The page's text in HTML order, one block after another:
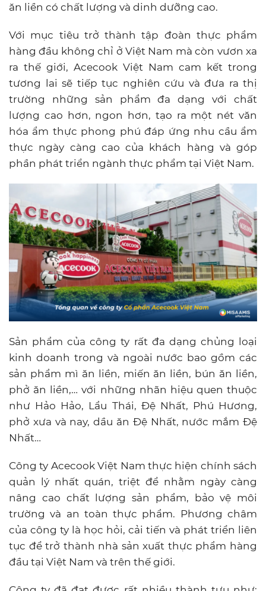
ăn liền có chất lượng và dinh dưỡng cao.
Với mục tiêu trở thành tập đoàn thực phẩm
hàng đầu không chỉ ở Việt Nam mà còn vươn xa
ra thế giới, Acecook Việt Nam cam kết trong
tương lai sẽ tiếp tục nghiên cứu và đưa ra thị
trường những sản phẩm đa dạng với chất
lượng cao hơn, ngon hơn, tạo ra một nét văn
hóa ẩm thực phong phú đáp ứng nhu cầu ẩm
thực ngày càng cao của khách hàng và góp
phần phát triển ngành thực phẩm tại Việt Nam.
Sản phẩm của công ty rất đa dạng chủng loại
kinh doanh trong và ngoài nước bao gồm các
sản phẩm mì ăn liền, miến ăn liền, bún ăn liền,
phở ăn liền,… với những nhãn hiệu quen thuộc
như Hảo Hảo, Lẩu Thái, Đệ Nhất, Phú Hương,
phở xưa và nay, dầu ăn Đệ Nhất, nước mắm Đệ
Nhất…
Công ty Acecook Việt Nam thực hiện chính sách
quản lý nhất quán, triệt để nhằm ngày càng
nâng cao chất lượng sản phẩm, bảo vệ môi
trường và an toàn thực phẩm. Phương châm
của công ty là học hỏi, cải tiến và phát triển liên
tục để trở thành nhà sản xuất thực phẩm hàng
đầu tại Việt Nam và trên thế giới.